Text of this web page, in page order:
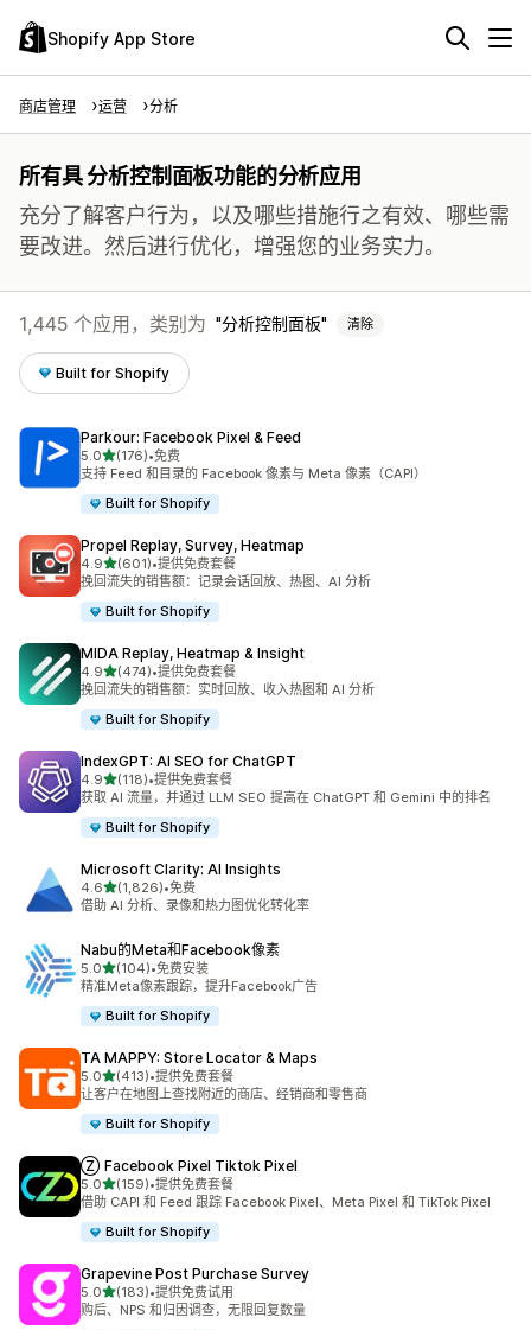
Shopify App Store
商店管理 运营 分析
所有具 分析控制面板功能的分析应用
充分了解客户行为，以及哪些措施行之有效、哪些需
要改进。然后进行优化，增强您的业务实力。
1,445 个应用，类别为 分析控制面板 清除
Built for Shopify
Parkour: Facebook Pixel & Feed
5.0星（满分 5 星）
(176)
总共 176 条评论
•免费
支持 Feed 和目录的 Facebook 像素与 Meta 像素（CAPI）
Built for Shopify
Propel Replay, Survey, Heatmap
4.9星（满分 5 星）
(601)
总共 601 条评论
•提供免费套餐
挽回流失的销售额：记录会话回放、热图、AI 分析
Built for Shopify
MIDA Replay, Heatmap & Insight
4.9星（满分 5 星）
(474)
总共 474 条评论
•提供免费套餐
挽回流失的销售额：实时回放、收入热图和 AI 分析
Built for Shopify
IndexGPT: AI SEO for ChatGPT
4.9星（满分 5 星）
(118)
总共 118 条评论
•提供免费套餐
获取 AI 流量，并通过 LLM SEO 提高在 ChatGPT 和 Gemini 中的排名
Built for Shopify
Microsoft Clarity: AI Insights
4.6星（满分 5 星）
(1,826)
总共 1826 条评论
•免费
借助 AI 分析、录像和热力图优化转化率
Nabu的Meta和Facebook像素
5.0星（满分 5 星）
(104)
总共 104 条评论
•免费安装
精准Meta像素跟踪，提升Facebook广告
Built for Shopify
TA MAPPY: Store Locator & Maps
5.0星（满分 5 星）
(413)
总共 413 条评论
•提供免费套餐
让客户在地图上查找附近的商店、经销商和零售商
Built for Shopify
Ⓩ Facebook Pixel Tiktok Pixel
5.0星（满分 5 星）
(159)
总共 159 条评论
•提供免费套餐
借助 CAPI 和 Feed 跟踪 Facebook Pixel、Meta Pixel 和 TikTok Pixel
Built for Shopify
Grapevine Post Purchase Survey
5.0星（满分 5 星）
(183)
总共 183 条评论
•提供免费试用
购后、NPS 和归因调查，无限回复数量